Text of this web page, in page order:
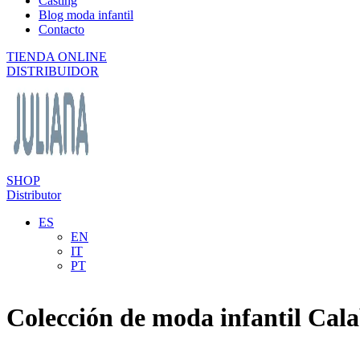
Blog moda infantil
Contacto
TIENDA ONLINE
DISTRIBUIDOR
SHOP
Distributor
ES
EN
IT
PT
Colección de moda infantil